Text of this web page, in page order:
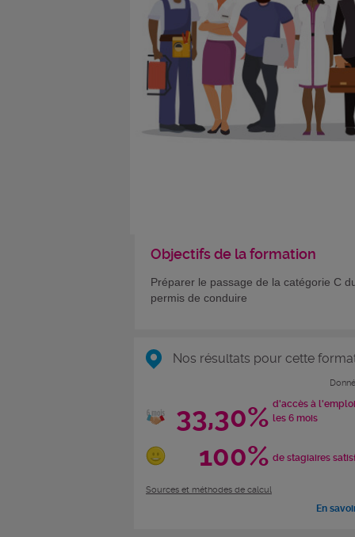
Objectifs de la formation
Préparer le passage de la catégorie C
permis de conduire
Nos résultats pour cette
33,30% d'accès à
les 6 mois
100% de stagiaires
Sources et méthodes de calcul
En